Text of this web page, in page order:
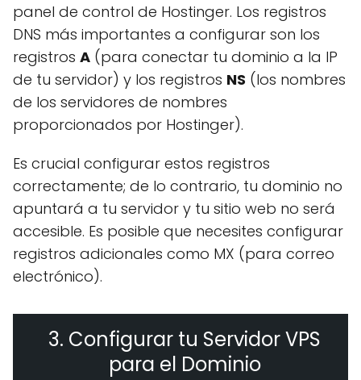
panel de control de Hostinger. Los registros
DNS más importantes a configurar son los
registros A (para conectar tu dominio a la IP
de tu servidor) y los registros NS (los nombres
de los servidores de nombres
proporcionados por Hostinger).
Es crucial configurar estos registros
correctamente; de lo contrario, tu dominio no
apuntará a tu servidor y tu sitio web no será
accesible. Es posible que necesites configurar
registros adicionales como MX (para correo
electrónico).
3. Configurar tu Servidor VPS
para el Dominio